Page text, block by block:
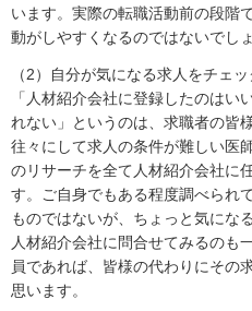
います。実際の転職活動前の段階
動がしやすくなるのではないでし
（2）自分が気になる求人をチェ
「人材紹介会社に登録したのはい
れない」というのは、求職者の皆
往々にして求人の条件が難しい医
のリサーチを全て人材紹介会社に
す。ご自身でもある程度調べられ
ものではないが、ちょっと気にな
人材紹介会社に問合せてみるのも
員であれば、皆様の代わりにその
思います。